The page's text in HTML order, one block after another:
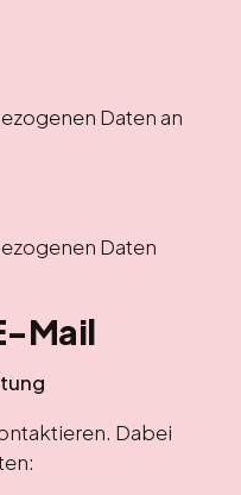
Daten an
Daten
Mail
Dabei